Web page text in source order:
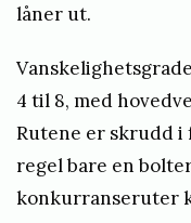
p
p
a
-
n
y
låner ut.
4 til 8, med
Rutene er skrudd i
regel bare en
konkurranseruter